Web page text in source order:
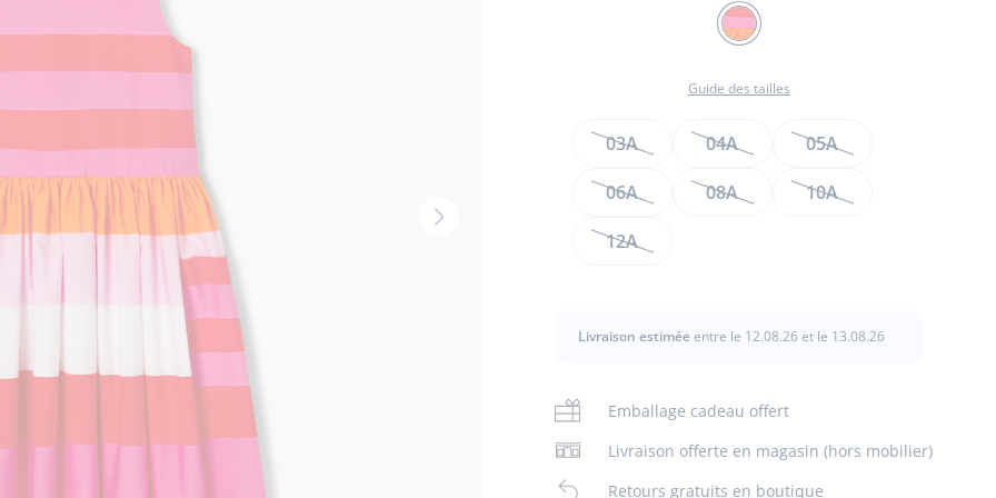
Vignette
Couleur
BLANC/MULTICO
Guide des tailles
Taille
03A 04A
05A
06A
08A
10A
12A
Livraison estiméeentre le 12.08.26 et le 13.08.26
Emballage cadeau offert
Livraison offerte en magasin (hors mobilier)
Retours gratuits en boutique